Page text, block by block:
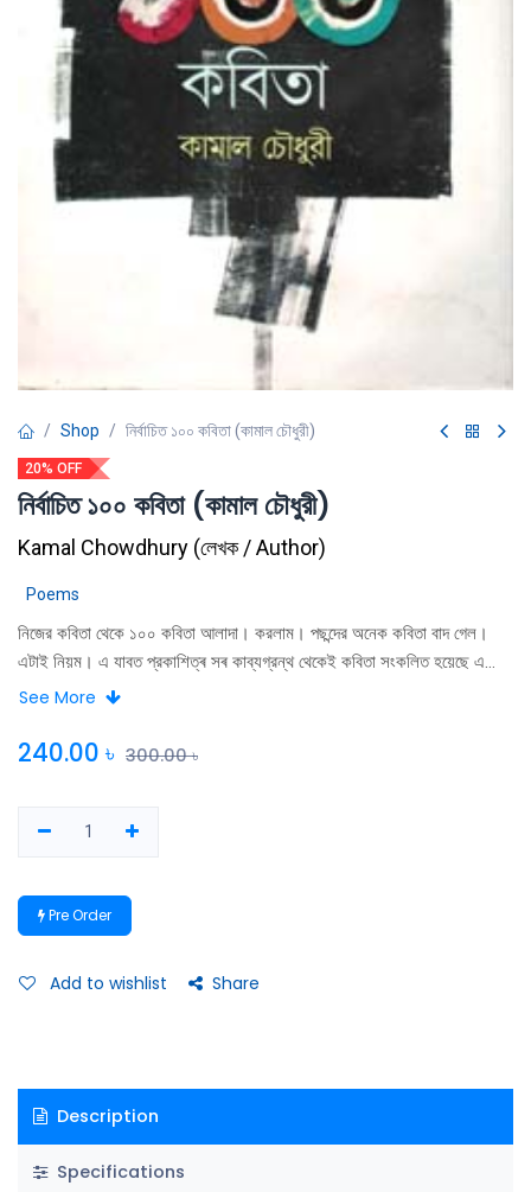
Shop নির্বাচিত ১০০ কবিতা (কামাল চৌধুরী)
20% OFF
নির্বাচিত ১০০ কবিতা (কামাল চৌধুরী)
Kamal Chowdhury (লেখক / Author)
Poems
নিজের কবিতা থেকে ১০০ কবিতা আলাদা। করলাম। পছন্দের অনেক কবিতা বাদ গেল।
এটাই নিয়ম। এ যাবত প্রকাশিত্ৰ সৰ কাব্যগ্রন্থ থেকেই কবিতা সংকলিত হয়েছে এ
এয়। আমাৰ কাবার শুরু ও পালাবদলের স্থাশ আছে এসব কবিতায়। আছে আত্ৰায়নিক
পথ হাঁটি-এ পথে কত অনুভব এসে ধরা দিয়েছে, কত অতপ্ত চরণ আমি উড়িয়ে দিয়েছি।
See More
240.00 ৳ 300.00৳
Pre Order
Add to wishlist Share
Description
Specifications